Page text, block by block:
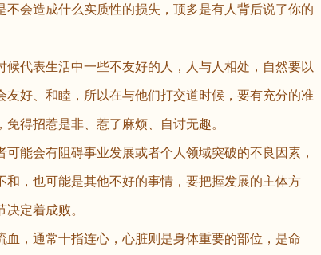
不会造成什么实质性的损失，顶多是有人背后说了你的
候代表生活中一些不友好的人，人与人相处，自然要以
友好、和睦，所以在与他们打交道时候，要有充分的准
得招惹是非、惹了麻烦、自讨无趣。
可能会有阻碍事业发展或者个人领域突破的不良因素，
和，也可能是其他不好的事情，要把握发展的主体方
定着成败。
血，通常十指连心，心脏则是身体重要的部位，是命